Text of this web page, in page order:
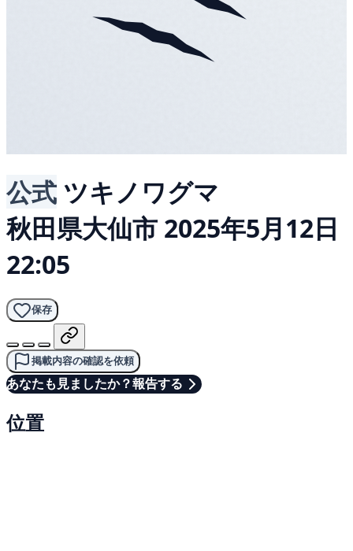
公式 ツキノワグマ
秋田県大仙市 2025年5月12日
22:05
保存
掲載内容の確認を依頼
あなたも見ましたか？報告する
位置